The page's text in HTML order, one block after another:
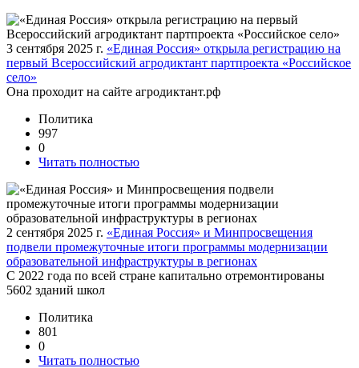
3 сентября 2025 г. «Единая Россия» открыла регистрацию на
первый Всероссийский агродиктант партпроекта «Российское
село»
Она проходит на сайте агродиктант.рф
Политика
997
0
Читать полностью
2 сентября 2025 г. «Единая Россия» и Минпросвещения
подвели промежуточные итоги программы модернизации
образовательной инфраструктуры в регионах
С 2022 года по всей стране капитально отремонтированы
5602 зданий школ
Политика
801
0
Читать полностью